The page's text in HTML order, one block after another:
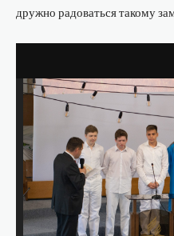
дружно радоваться такому